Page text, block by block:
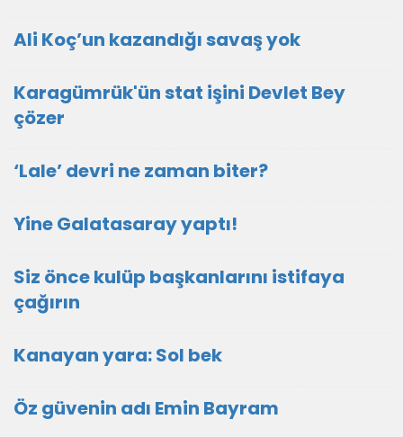
Ali Koç’un kazandığı savaş yok
Karagümrük'ün stat işini Devlet Bey
çözer
‘Lale’ devri ne zaman biter?
Yine Galatasaray yaptı!
Siz önce kulüp başkanlarını istifaya
çağırın
Kanayan yara: Sol bek
Öz güvenin adı Emin Bayram